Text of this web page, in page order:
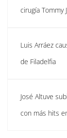
cirugía Tommy
Luis Arráez
de Filadelfia
José Altuve
con más hits